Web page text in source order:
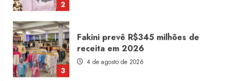
3
4
Projeto testa passaporte digital na
moda nacional
4 de agosto de 2026